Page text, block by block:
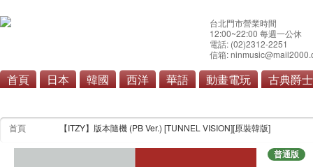
台北門市營業時間
12:00~22:00 每週一公休
電話: (02)2312-2251
信箱:
首頁 日本 韓國 西洋 華語 動畫電玩 古典爵士
首頁 【ITZY】版本隨機 (PB Ver.) [TUNNEL VISION][原裝韓版]
普通版